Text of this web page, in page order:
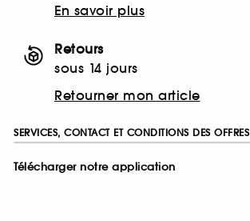
En savoir plus
Retours
sous 14 jours
Retourner mon article
SERVICES, CONTACT ET CONDITIONS DES OFFRES
Télécharger notre application